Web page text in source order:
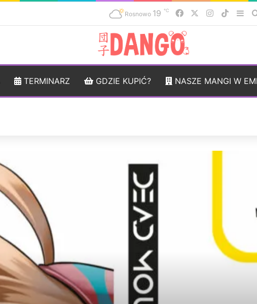
Rosnowo 19 ℃ Facebook Instagram
TikTok
TERMINARZ GDZIE KUPIĆ? NASZE MANGI W